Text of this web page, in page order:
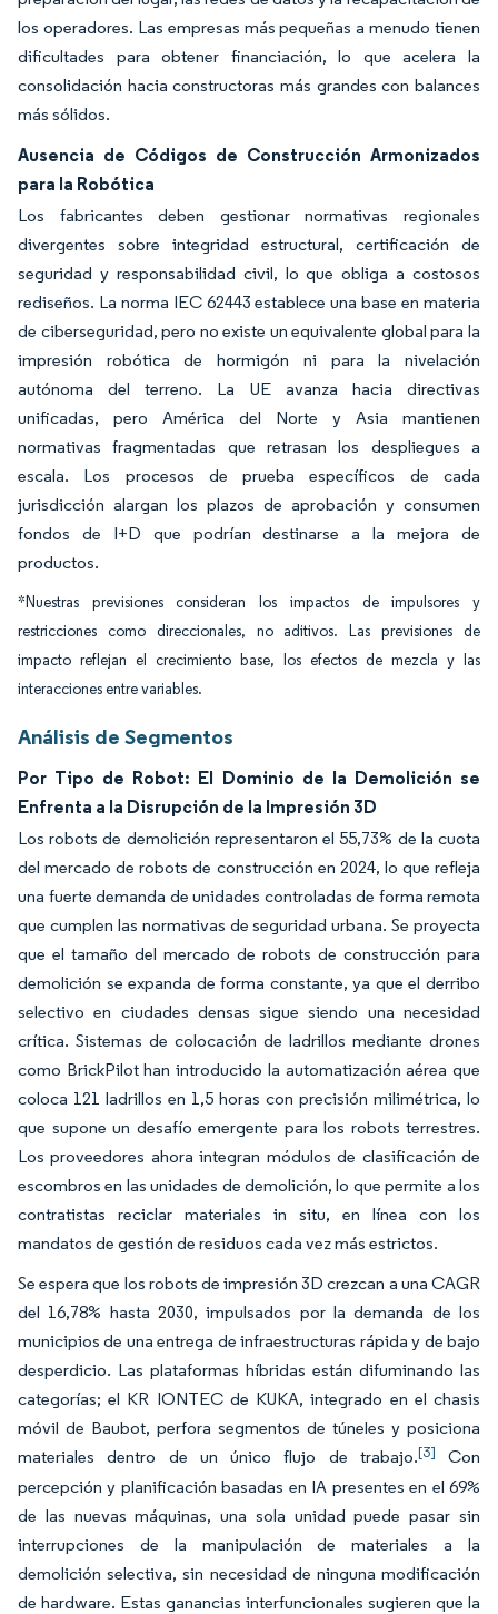
los operadores. Las empresas más pequeñas a menudo tienen
dificultades para obtener financiación, lo que acelera la
consolidación hacia constructoras más grandes con balances
más sólidos.
Ausencia de Códigos de Construcción Armonizados
para la Robótica
Los fabricantes deben gestionar normativas regionales
divergentes sobre integridad estructural, certificación de
seguridad y responsabilidad civil, lo que obliga a costosos
rediseños. La norma IEC 62443 establece una base en materia
de ciberseguridad, pero no existe un equivalente global para la
impresión robótica de hormigón ni para la nivelación
autónoma del terreno. La UE avanza hacia directivas
unificadas, pero América del Norte y Asia mantienen
normativas fragmentadas que retrasan los despliegues a
escala. Los procesos de prueba específicos de cada
jurisdicción alargan los plazos de aprobación y consumen
fondos de I+D que podrían destinarse a la mejora de
productos.
*Nuestras previsiones consideran los impactos de impulsores y
restricciones como direccionales, no aditivos. Las previsiones de
impacto reflejan el crecimiento base, los efectos de mezcla y las
interacciones entre variables.
Análisis de Segmentos
Por Tipo de Robot: El Dominio de la Demolición se
Enfrenta a la Disrupción de la Impresión 3D
Los robots de demolición representaron el 55,73% de la cuota
del mercado de robots de construcción en 2024, lo que refleja
una fuerte demanda de unidades controladas de forma remota
que cumplen las normativas de seguridad urbana. Se proyecta
que el tamaño del mercado de robots de construcción para
demolición se expanda de forma constante, ya que el derribo
selectivo en ciudades densas sigue siendo una necesidad
crítica. Sistemas de colocación de ladrillos mediante drones
como BrickPilot han introducido la automatización aérea que
coloca 121 ladrillos en 1,5 horas con precisión milimétrica, lo
que supone un desafío emergente para los robots terrestres.
Los proveedores ahora integran módulos de clasificación de
escombros en las unidades de demolición, lo que permite a los
contratistas reciclar materiales in situ, en línea con los
mandatos de gestión de residuos cada vez más estrictos.
Se espera que los robots de impresión 3D crezcan a una CAGR
del 16,78% hasta 2030, impulsados por la demanda de los
municipios de una entrega de infraestructuras rápida y de bajo
desperdicio. Las plataformas híbridas están difuminando las
categorías; el KR IONTEC de KUKA, integrado en el chasis
móvil de Baubot, perfora segmentos de túneles y posiciona
materiales dentro de un único flujo de trabajo.[3]
Con
percepción y planificación basadas en IA presentes en el 69%
de las nuevas máquinas, una sola unidad puede pasar sin
interrupciones de la manipulación de materiales a la
demolición selectiva, sin necesidad de ninguna modificación
de hardware. Estas ganancias interfuncionales sugieren que la